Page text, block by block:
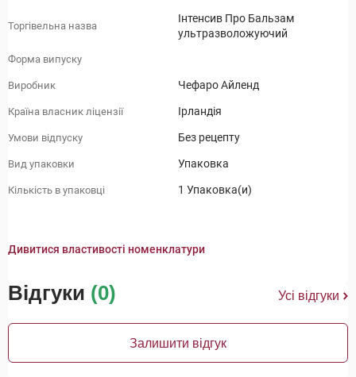
Торгівельна назва
Інтенсив Про Бальзам
ультразволожуючий
Форма випуску
Виробник Чефаро Айленд
Країна власник ліцензії Ірландія
Умови відпуску Без рецепту
Вид упаковки Упаковка
Кількість в упаковці 1 Упаковка(и)
Дивитися властивості номенклатури
Відгуки (0) Усі відгуки
Залишити відгук